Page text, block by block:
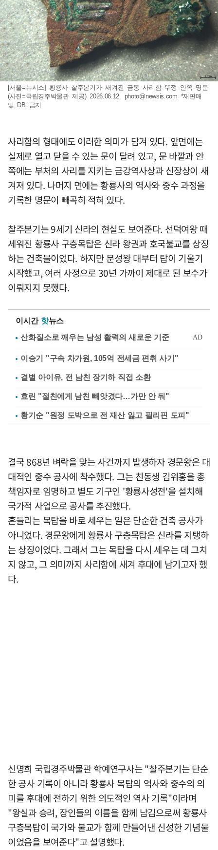
[서울=뉴시스] 황룡사 찰주본기가 새겨진 금동 사리함 뚜껑 안쪽 명문
(사진=국립경주박물관 제공) 2026.06.12. photo@newsis.com *재판매
및 DB 금지
사리함의 형태에도 이러한 의미가 담겨 있다. 앞면에는
실제로 열고 닫을 수 있는 문이 달려 있고, 문 바깥과 안
쪽에는 부처의 사리를 지키는 금강역사상과 신장상이 새
겨져 있다. 나머지 면에는 황룡사의 역사와 중수 과정을
기록한 명문이 빼곡히 적혀 있다.
찰주본기는 9세기 신라의 현실도 보여준다. 선덕여왕 때
세워진 황룡사 구층목탑은 신라 왕권과 호국불교를 상징
하는 건축물이었다. 하지만 문성왕 대부터 탑이 기울기
시작했고, 여러 사정으로 30년 가까이 제대로 된 보수가
이뤄지지 못했다.
이시간 핫뉴스
이승기 "구속 차가원, 105억 전세금 편취 사기"
결별 아이유, 전 남친 장기하 직접 소환
효린 "절친에게 남친 빼앗겼다…가만 안 둬"
황기순 "원정 도박으로 전 재산 잃고 필리핀 도피"
결국 868년 벼락을 맞는 사건까지 발생하자 경문왕은 대
대적인 중수 공사에 착수했다. 그는 친동생 김위홍을 총
책임자로 임명하고 별도 기구인 '황룡사성전'을 설치해
국가적 사업으로 공사를 추진했다.
흔들리는 목탑을 바로 세우는 일은 단순한 건축 공사가
아니었다. 경문왕에게 황룡사 구층목탑은 신라를 지탱하
는 상징이었다. 그래서 그는 목탑을 다시 세우는 데 그치
지 않고, 그 의미까지 사리함에 새겨 후대에 남기고자 했
다.
신명희 국립경주박물관 학예연구사는 "찰주본기는 단순
한 공사 기록이 아니라 황룡사 목탑의 역사와 중수의 의
미를 후대에 전하기 위한 의도적인 역사 기록"이라며
"왕실과 승려, 장인들의 이름을 함께 남김으로써 황룡사
구층목탑이 국가와 불교가 함께 만들어낸 신성한 기념물
이었음을 보여준다"고 설명했다.